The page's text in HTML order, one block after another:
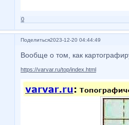
0
Поделиться2023-12-20 04:44:49
Вообще о том, как
https://varvar.ru/top/index.html